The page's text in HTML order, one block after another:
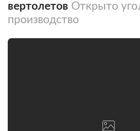
вертолетов Открыто
производство